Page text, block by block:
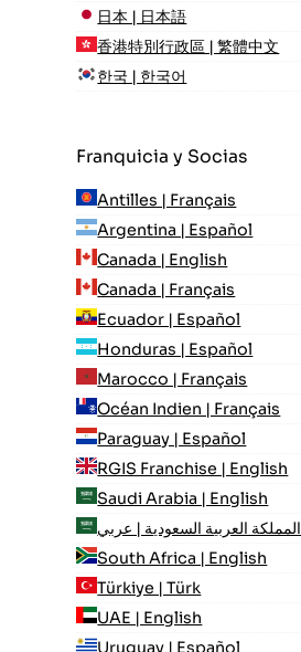
日本 | 日本語
香港特別行政區 | 繁體中文
한국 | 한국어
Franquicia y Socias
Antilles | Français
Argentina | Español
Canada | English
Canada | Français
Ecuador | Español
Honduras | Español
Marocco | Français
Océan Indien | Français
Paraguay | Español
RGIS Franchise | English
Saudi Arabia | English
المملكة العربية السعودية | عربي
South Africa | English
Türkiye | Türk
UAE | English
Uruguay | Español